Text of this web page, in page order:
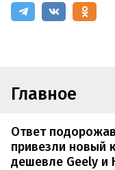
Главное
Ответ
привезли новый
дешевле Geely и